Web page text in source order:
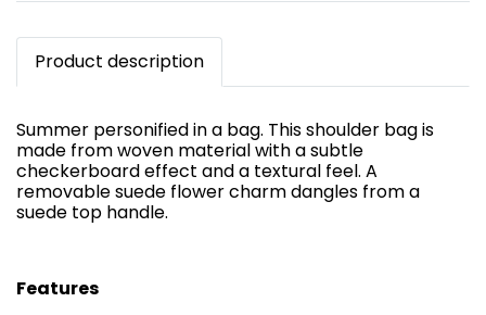
Product description
Summer personified in a bag. This shoulder bag is
made from woven material with a subtle
checkerboard effect and a textural feel. A
removable suede flower charm dangles from a
suede top handle.
Features